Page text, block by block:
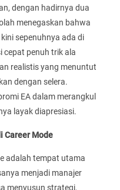
dengan hadirnya dua
menegaskan bahwa
sepenuhnya ada di
cepat penuh trik ala
realistis yang menuntut
dengan selera.
EA dalam merangkul
layak diapresiasi.
Career Mode
adalah tempat utama
menjadi manajer
menyusun strategi,